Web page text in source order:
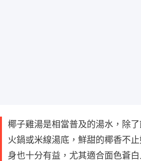
椰子雞湯是相當普及的湯水，除
火鍋或米線湯底，鮮甜的椰香不
身也十分有益，尤其適合面色蒼